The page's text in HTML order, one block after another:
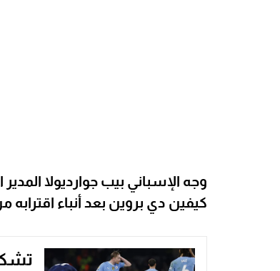
وجه الإسباني بيب جوارديولا المدير
كيفين دي بروين بعد أنباء